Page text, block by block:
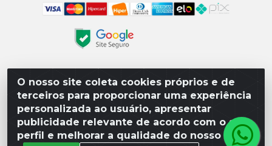
O nosso site coleta cookies próprios e de
terceiros para proporcionar uma experiência
personalizada ao usuário, apresentar
publicidade relevante de acordo com o seu
perfil e melhorar a qualidade do nosso site.
Matriz R3 Suprimentos - Rua 14, Polo Empresarial Goiás
– Etapa III, Quadra: 15; Lote 04, Aparecida de
Goiânia/GO, CEP 74985-182. - CNPJ 10.641.901/0001-16